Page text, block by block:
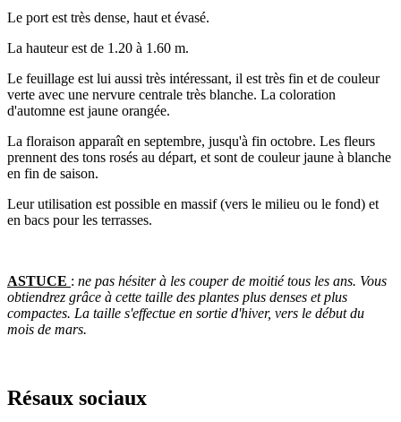
Le port est très dense, haut et évasé.
La hauteur est de 1.20 à 1.60 m.
Le feuillage est lui aussi très intéressant, il est très fin et de couleur
verte avec une nervure centrale très blanche. La coloration
d'automne est jaune orangée.
La floraison apparaît en septembre, jusqu'à fin octobre. Les fleurs
prennent des tons rosés au départ, et sont de couleur jaune à blanche
en fin de saison.
Leur utilisation est possible en massif (vers le milieu ou le fond) et
en bacs pour les terrasses.
ASTUCE : ne pas hésiter à les couper de moitié tous les ans. Vous
obtiendrez grâce à cette taille des plantes plus denses et plus
compactes. La taille s'effectue en sortie d'hiver, vers le début du
mois de mars.
Résaux sociaux